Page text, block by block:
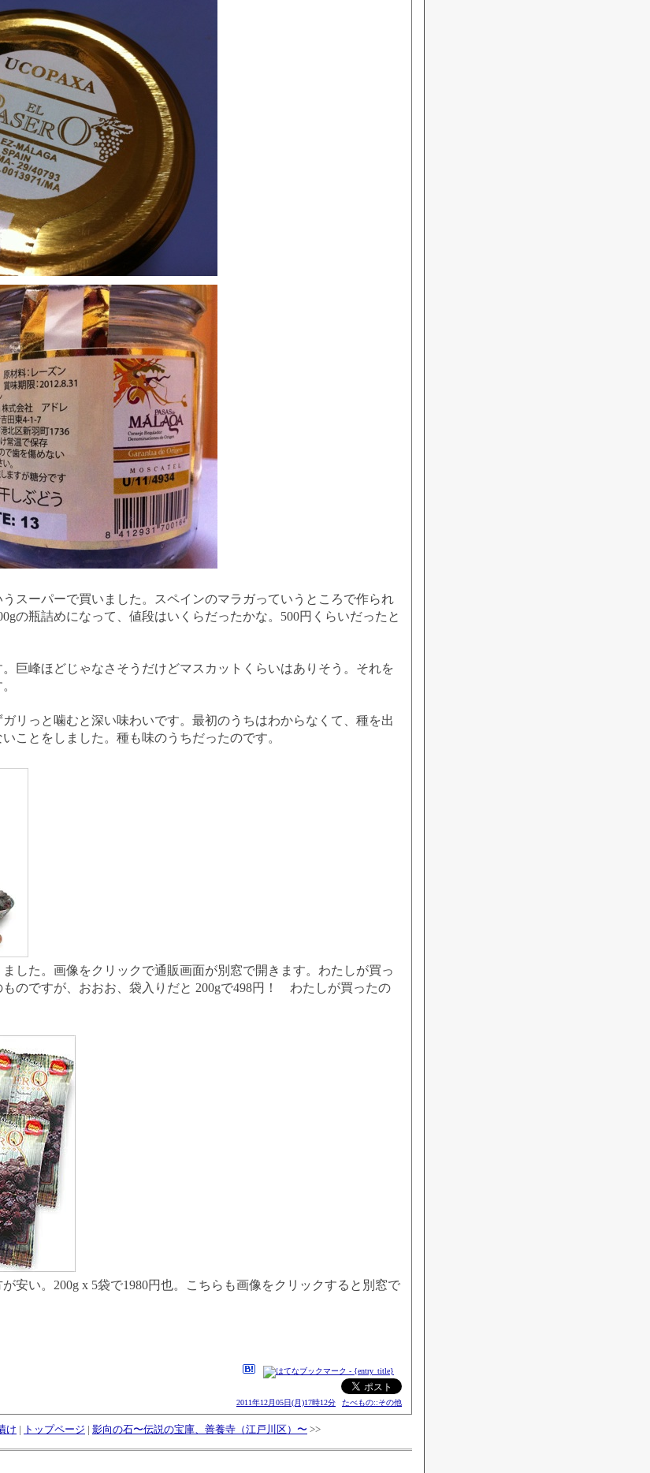
スーパーで買いました。スペインのマラガっていうところで作られ
の瓶詰めになって、値段はいくらだったかな。500円くらいだったと
巨峰ほどじゃなさそうだけどマスカットくらいはありそう。それを
リっと噛むと深い味わいです。最初のうちはわからなくて、種を出
ことをしました。種も味のうちだったのです。
した。画像をクリックで通販画面が別窓で開きます。わたしが買っ
のですが、おおお、袋入りだと 200gで498円！ わたしが買ったの
安い。200g x 5袋で1980円也。こちらも画像をクリックすると別窓で
2011年12月05日(月)17時12分 たべもの::その他
け | トップページ | 影向の石〜伝説の宝庫、善養寺（江戸川区）〜 >>